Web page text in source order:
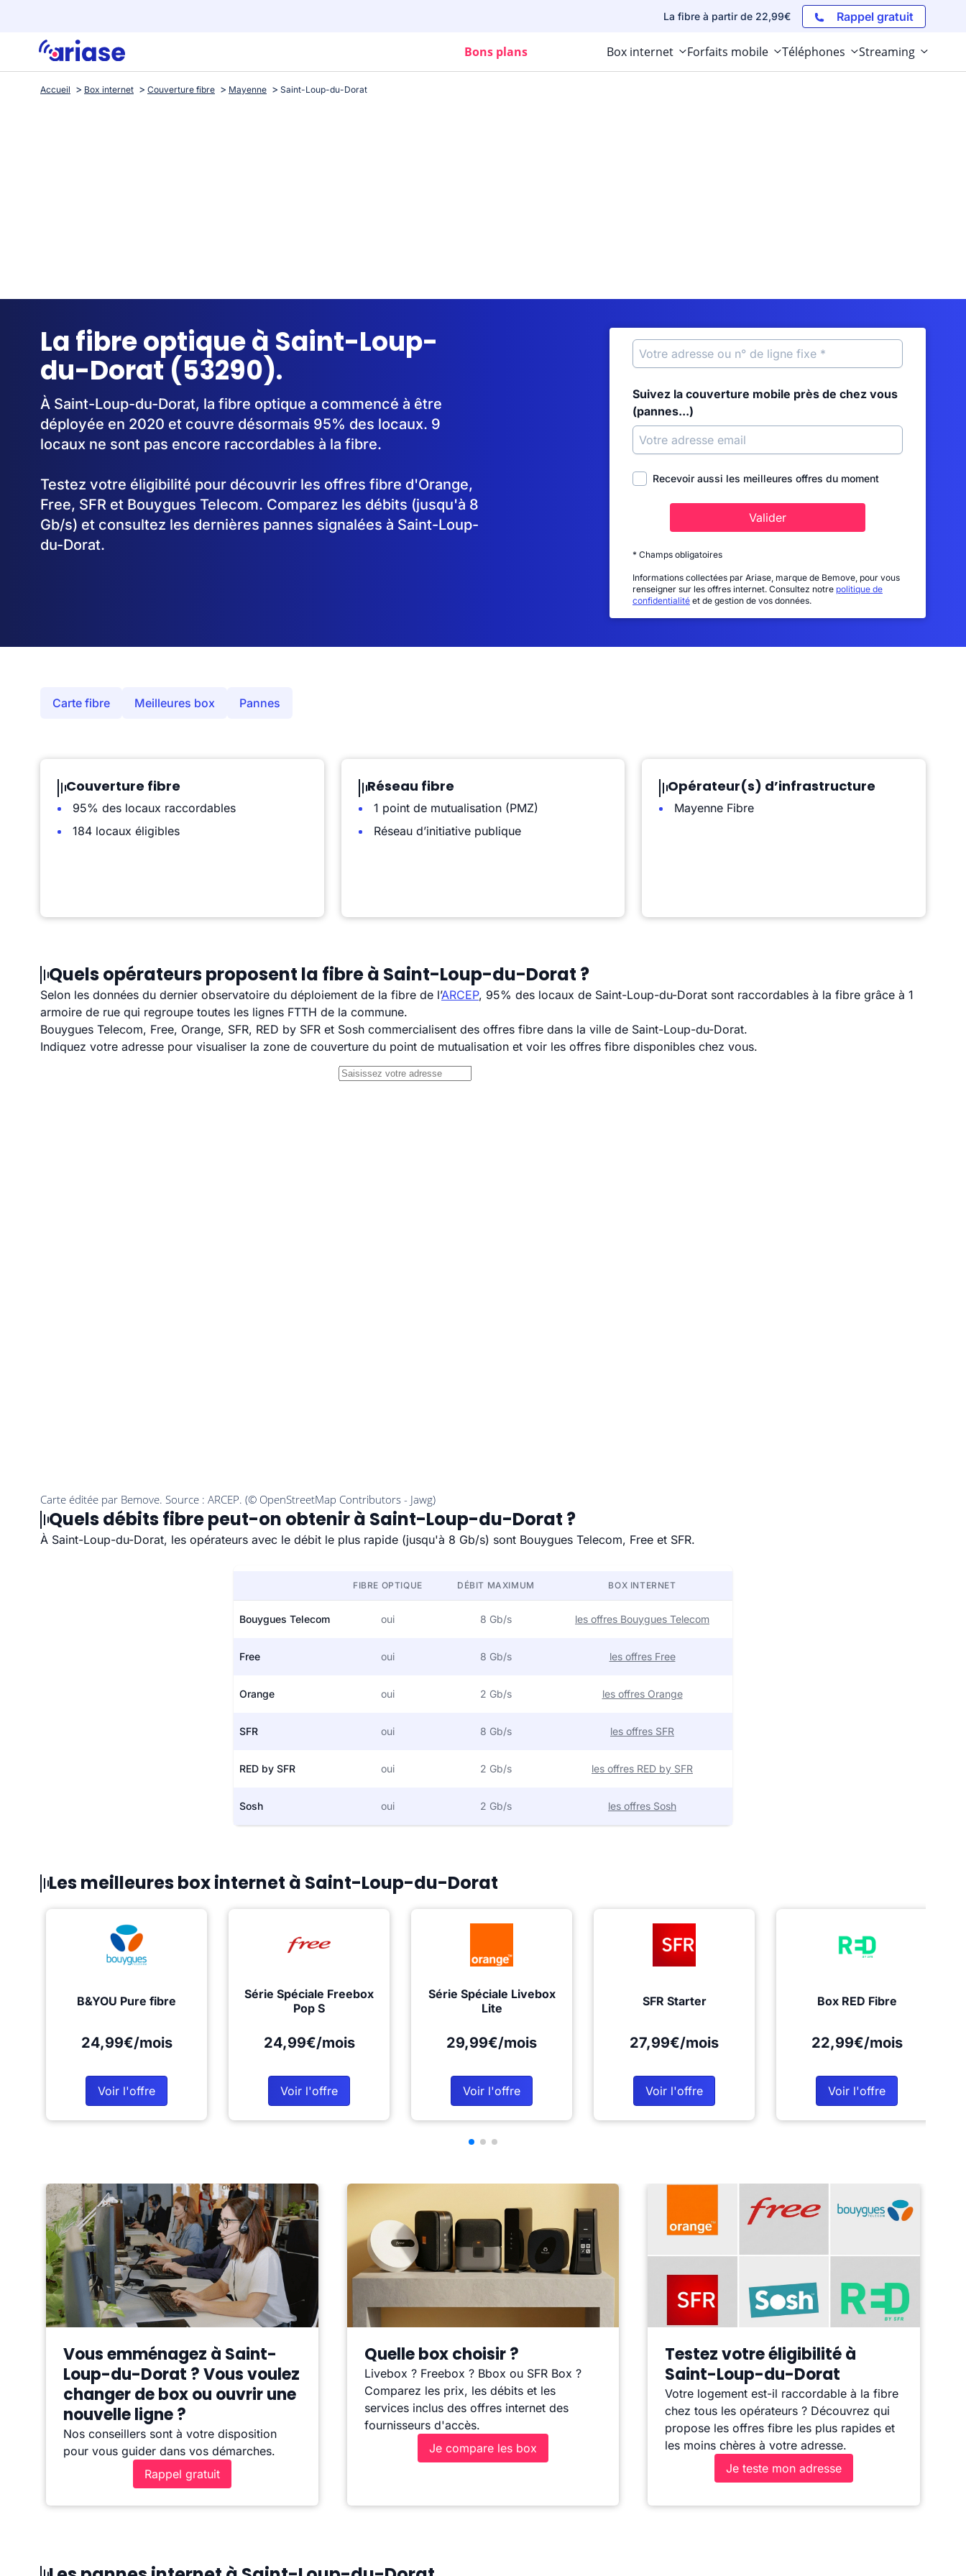
La fibre à partir de 22,99€ Rappel gratuit
Bons plans Box internet Forfaits mobile Téléphones Streaming
Accueil Box internet Couverture fibre Mayenne Saint-Loup-du-Dorat
La fibre optique à Saint-Loup-
du-Dorat (53290).
À Saint-Loup-du-Dorat, la fibre optique a commencé à être
déployée en 2020 et couvre désormais 95% des locaux. 9
locaux ne sont pas encore raccordables à la fibre.
Testez votre éligibilité pour découvrir les offres fibre d'Orange,
Free, SFR et Bouygues Telecom. Comparez les débits (jusqu'à 8
Gb/s) et consultez les dernières pannes signalées à Saint-Loup-
du-Dorat.
Suivez la couverture mobile près de chez vous
(pannes...)
Recevoir aussi les meilleures offres du moment
Valider
* Champs obligatoires
Informations collectées par Ariase, marque de Bemove, pour vous
renseigner sur les offres internet. Consultez notre politique de
confidentialité et de gestion de vos données.
Carte fibre Meilleures box Pannes
Couverture fibre
95% des locaux raccordables
184 locaux éligibles
Réseau fibre
1 point de mutualisation (PMZ)
Réseau d’initiative publique
Opérateur(s) d’infrastructure
Mayenne Fibre
Quels opérateurs proposent la fibre à Saint-Loup-du-Dorat ?
Selon les données du dernier observatoire du déploiement de la fibre de l’ARCEP, 95% des locaux de Saint-Loup-du-Dorat sont raccordables à la fibre grâce à 1
armoire de rue qui regroupe toutes les lignes FTTH de la commune.
Bouygues Telecom, Free, Orange, SFR, RED by SFR et Sosh commercialisent des offres fibre dans la ville de Saint-Loup-du-Dorat.
Indiquez votre adresse pour visualiser la zone de couverture du point de mutualisation et voir les offres fibre disponibles chez vous.
Quels débits fibre peut-on obtenir à Saint-Loup-du-Dorat ?
À Saint-Loup-du-Dorat, les opérateurs avec le débit le plus rapide (jusqu'à 8 Gb/s) sont Bouygues Telecom, Free et SFR.
FIBRE OPTIQUE DÉBIT MAXIMUM BOX INTERNET
Bouygues Telecom oui 8 Gb/s les offres Bouygues Telecom
Free oui 8 Gb/s les offres Free
Orange oui 2 Gb/s les offres Orange
SFR oui 8 Gb/s les offres SFR
RED by SFR oui 2 Gb/s les offres RED by SFR
Sosh oui 2 Gb/s les offres Sosh
Les meilleures box internet à Saint-Loup-du-Dorat
B&YOU Pure fibre
24,99€/mois
Voir l'offre
Série Spéciale Freebox
Pop S
24,99€/mois
Voir l'offre
Série Spéciale Livebox
Lite
29,99€/mois
Voir l'offre
SFR Starter
27,99€/mois
Voir l'offre
Box RED Fibre
22,99€/mois
Voir l'offre
Vous emménagez à Saint-
Loup-du-Dorat ? Vous voulez
changer de box ou ouvrir une
nouvelle ligne ?
Nos conseillers sont à votre disposition
pour vous guider dans vos démarches.
Rappel gratuit
Quelle box choisir ?
Livebox ? Freebox ? Bbox ou SFR Box ?
Comparez les prix, les débits et les
services inclus des offres internet des
fournisseurs d'accès.
Je compare les box
Testez votre éligibilité à
Saint-Loup-du-Dorat
Votre logement est-il raccordable à la fibre
chez tous les opérateurs ? Découvrez qui
propose les offres fibre les plus rapides et
les moins chères à votre adresse.
Je teste mon adresse